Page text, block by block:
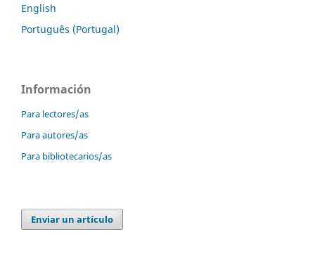
English
Português (Portugal)
Información
Para lectores/as
Para autores/as
Para bibliotecarios/as
Enviar un artículo